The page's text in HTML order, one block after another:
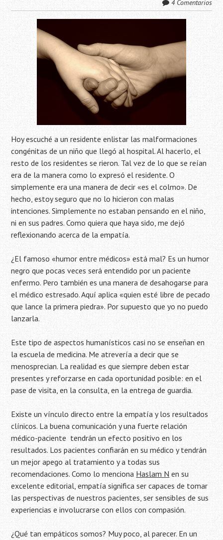
4 Comentarios
Hoy escuché a un residente enlistar las malformaciones
congénitas de un niño que llegó al hospital. Al hacerlo, el
resto de los residentes se rieron. Tal vez de lo que se reían
era de la manera como lo expresó el residente. O
simplemente era una manera de decir «es el colmo». De
hecho, estoy seguro que no lo hicieron con malas
intenciones. Simplemente no estaban pensando en el niño,
ni en sus padres. Como quiera que haya sido, me dejó
reflexionando acerca de la empatía.
¿El famoso «humor entre médicos» está mal? Es un humor
negro que pocas veces será entendido por un paciente
enfermo. Pero también es una manera de desahogarse para
el médico estresado. Aquí aplica «quien esté libre de pecado
que lance la primera piedra». Por supuesto que yo no puedo
lanzarla.
Este tipo de aspectos humanísticos casi no se enseñan en
la escuela de medicina. Me atrevería a decir que se
menosprecian. La realidad es que siempre deben estar
presentes y reforzarse en cada oportunidad posible: en el
pase de visita, en la consulta, en la entrega de guardia.
Existe un vínculo directo entre la empatía y los resultados
clínicos. La buena comunicación y una fuerte relación
médico-paciente tendrán un efecto positivo en los
resultados. Los pacientes confiarán en su médico y tendrán
un mejor apego al tratamiento y a todas sus
recomendaciones. Como lo menciona Haslam N en su
excelente editorial, empatía significa ser capaces de tomar
las perspectivas de nuestros pacientes, ser sensibles de sus
experiencias e involucrarse con ellos con compasión.
¿Qué tan empáticos somos? Muy poco, al parecer. En un